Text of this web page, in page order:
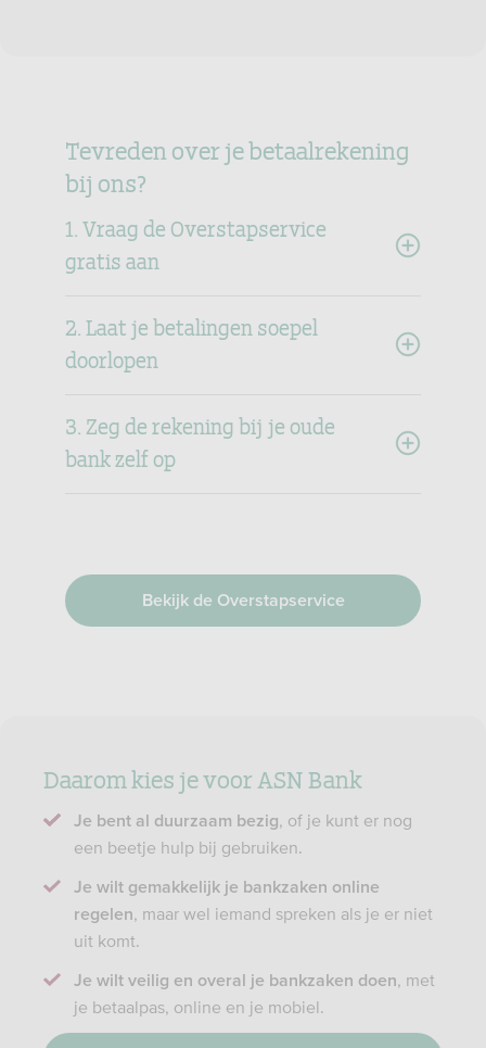
Tevreden over je betaalrekening
bij ons?
1. Vraag de Overstapservice
gratis aan
2. Laat je betalingen soepel
doorlopen
3. Zeg de rekening bij je oude
bank zelf op
Bekijk de Overstapservice
Daarom kies je voor ASN Bank
Je bent al duurzaam bezig, of je kunt er nog
een beetje hulp bij gebruiken.
Je wilt gemakkelijk je bankzaken online
regelen, maar wel iemand spreken als je er niet
uit komt.
Je wilt veilig en overal je bankzaken doen, met
je betaalpas, online en je mobiel.